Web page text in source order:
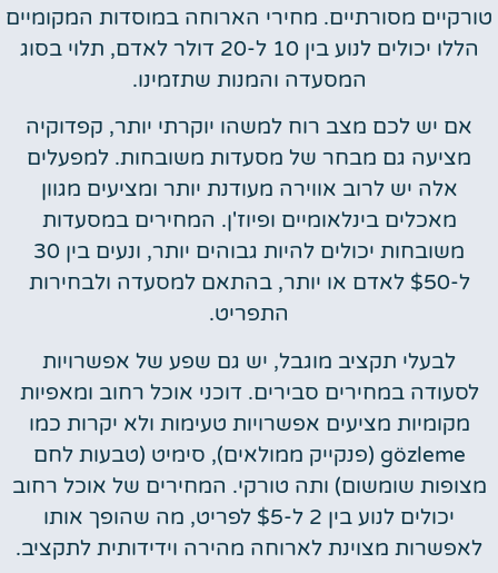
טורקיים מסורתיים. מחירי הארוחה במוסדות המקומיים
הללו יכולים לנוע בין 10 ל-20 דולר לאדם, תלוי בסוג
המסעדה והמנות שתזמינו.
אם יש לכם מצב רוח למשהו יוקרתי יותר, קפדוקיה
מציעה גם מבחר של מסעדות משובחות. למפעלים
אלה יש לרוב אווירה מעודנת יותר ומציעים מגוון
מאכלים בינלאומיים ופיוז'ן. המחירים במסעדות
משובחות יכולים להיות גבוהים יותר, ונעים בין 30
ל-$50 לאדם או יותר, בהתאם למסעדה ולבחירות
התפריט.
לבעלי תקציב מוגבל, יש גם שפע של אפשרויות
לסעודה במחירים סבירים. דוכני אוכל רחוב ומאפיות
מקומיות מציעים אפשרויות טעימות ולא יקרות כמו
gözleme (פנקייק ממולאים), סימיט (טבעות לחם
מצופות שומשום) ותה טורקי. המחירים של אוכל רחוב
יכולים לנוע בין 2 ל-$5 לפריט, מה שהופך אותו
לאפשרות מצוינת לארוחה מהירה וידידותית לתקציב.